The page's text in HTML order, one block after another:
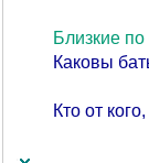
Близкие
Каковы
Кто от